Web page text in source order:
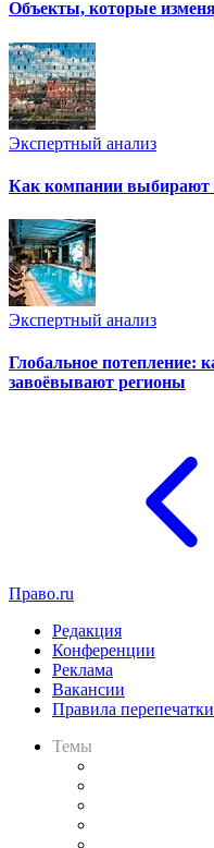
Объекты, которые
Экспертный анализ
Как компании
Экспертный анализ
Глобальное потепление:
завоёвывают регионы
Право.ru
Редакция
Конференции
Реклама
Вакансии
Правила перепечатки
Темы